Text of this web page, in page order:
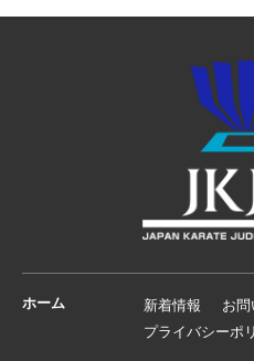
ホーム 新着情報
お
プライバシーポ